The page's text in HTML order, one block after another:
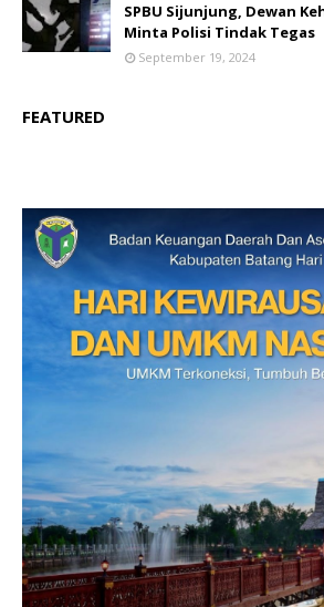
SPBU Sijunjung, Dewan
Minta Polisi Tindak Tegas
September 19, 2024
FEATURED